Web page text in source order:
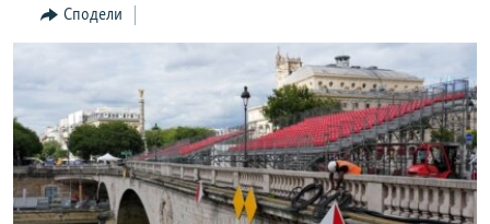
ПРИЈАВИ СЕ ЗА ЊУЗЛЕТЕР
СЛЕДЕТЕ НЕ
РСЕ веб страници
Сподели